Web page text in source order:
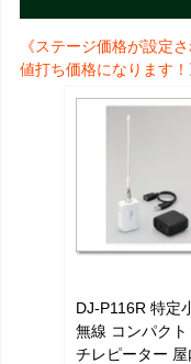
《ステージ価格が設定
値打ち価格になります！
DJ-P116R 特定
無線 コンパク
チレピーター 屋